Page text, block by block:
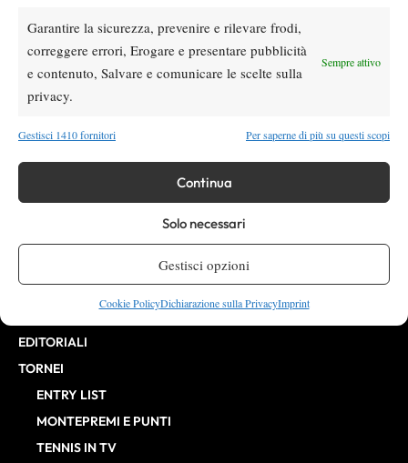
Garantire la sicurezza, prevenire e rilevare frodi,
correggere errori, Erogare e presentare pubblicità
e contenuto, Salvare e comunicare le scelte sulla
privacy.
Sempre attivo
Gestisci 1410 fornitori Per saperne di più su questi scopi
Continua
Solo necessari
Gestisci opzioni
Cookie PolicyDichiarazione sulla PrivacyImprint
Editore:VIBES MEDIA SRL, P.iva 14250480960
Direttore Responsabile: Alessandro Nizegorodcew
HOME
ENTRY LIST
NEWS
BILLIE JEAN KING CUP
ATP FINALS
EDITORIALI
TORNEI
ENTRY LIST
MONTEPREMI E PUNTI
TENNIS IN TV